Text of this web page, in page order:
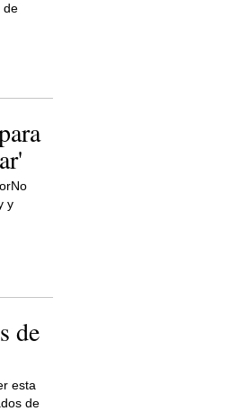
de
y
de
esta
de